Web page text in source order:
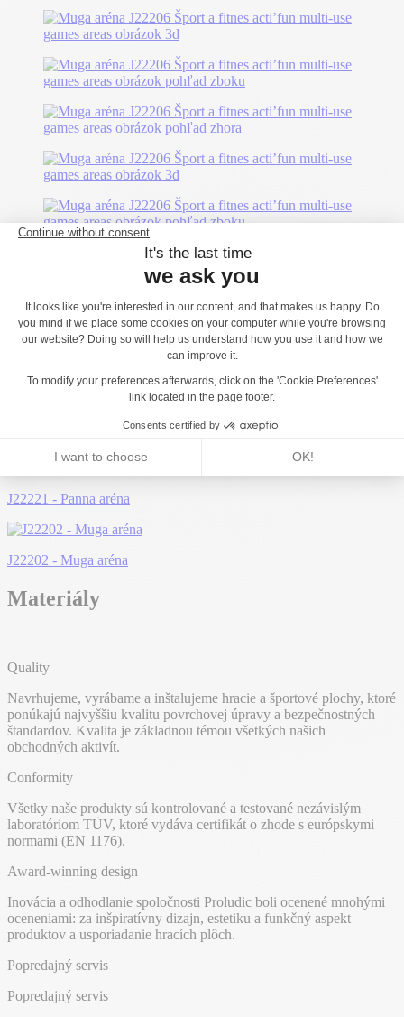
Možno sa vám bude páčiť...
J22222 - Muga aréna
J22221 - Panna aréna
J22202 - Muga aréna
Materiály
Quality
Navrhujeme, vyrábame a inštalujeme hracie a športové plochy, ktoré
ponúkajú najvyššiu kvalitu povrchovej úpravy a bezpečnostných
štandardov. Kvalita je základnou témou všetkých našich
obchodných aktivít.
Conformity
Všetky naše produkty sú kontrolované a testované nezávislým
laboratóriom TÜV, ktoré vydáva certifikát o zhode s európskymi
normami (EN 1176).
Award-winning design
Inovácia a odhodlanie spoločnosti Proludic boli ocenené mnohými
oceneniami: za inšpiratívny dizajn, estetiku a funkčný aspekt
produktov a usporiadanie hracích plôch.
Popredajný servis
Popredajný servis